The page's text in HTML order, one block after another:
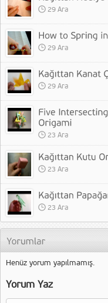
29 Ara
29 Ara
29 Ara
23 Ara
23 Ara
23 Ara
Henüz yorum yapılmamış.
Yorum Yaz